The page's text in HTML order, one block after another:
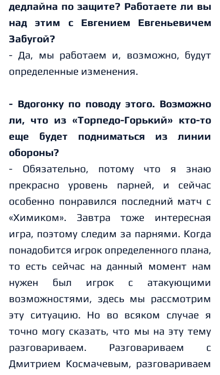
дедлайна по защите? Работаете ли вы
над этим с Евгением Евгеньевичем
Забугой?
- Да, мы работаем и, возможно, будут
определенные изменения.
- Вдогонку по поводу этого. Возможно
ли, что из «Торпедо-Горький» кто-то
еще будет подниматься из линии
обороны?
- Обязательно, потому что я знаю
прекрасно уровень парней, и сейчас
особенно понравился последний матч с
«Химиком». Завтра тоже интересная
игра, поэтому следим за парнями. Когда
понадобится игрок определенного плана,
то есть сейчас на данный момент нам
нужен был игрок с атакующими
возможностями, здесь мы рассмотрим
эту ситуацию. Но во всяком случае я
точно могу сказать, что мы на эту тему
разговариваем. Разговариваем с
Дмитрием Космачевым, разговариваем